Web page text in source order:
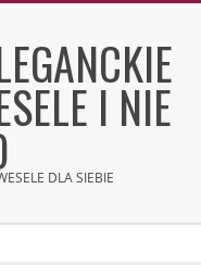
I NIE
DLA SIEBIE